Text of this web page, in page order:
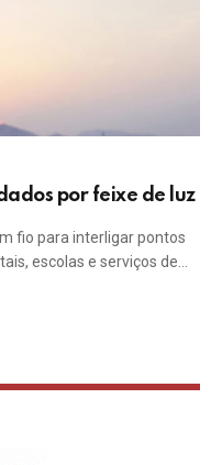
por feixe de luz
fio para interligar pontos
escolas e serviços de…